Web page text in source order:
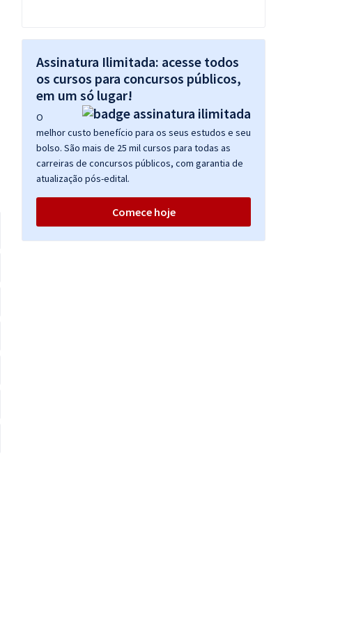
Assinatura Ilimitada: acesse todos
os cursos para concursos públicos,
em um só lugar!
O
melhor custo benefício para os seus estudos e seu
bolso. São mais de 25 mil cursos para todas as
carreiras de concursos públicos, com garantia de
atualização pós-edital.
Comece hoje